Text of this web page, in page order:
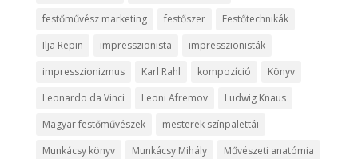
festőművész marketing
festőszer
Festőtechnikák
Ilja Repin
impresszionista
impresszionisták
impresszionizmus
Karl Rahl kompozíció
Könyv
Leonardo da Vinci
Leoni Afremov
Ludwig Knaus
Magyar festőművészek
mesterek színpalettái
Munkácsy könyv
Munkácsy Mihály
Művészeti anatómia